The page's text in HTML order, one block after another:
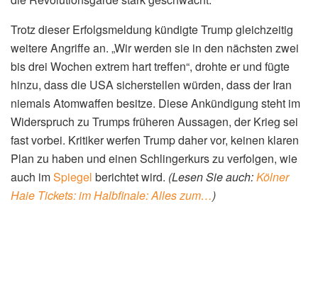
Trotz dieser Erfolgsmeldung kündigte Trump gleichzeitig
weitere Angriffe an. „Wir werden sie in den nächsten zwei
bis drei Wochen extrem hart treffen“, drohte er und fügte
hinzu, dass die USA sicherstellen würden, dass der Iran
niemals Atomwaffen besitze. Diese Ankündigung steht im
Widerspruch zu Trumps früheren Aussagen, der Krieg sei
fast vorbei. Kritiker werfen Trump daher vor, keinen klaren
Plan zu haben und einen Schlingerkurs zu verfolgen, wie
auch imSpiegel berichtet wird. (Lesen Sie auch:Kölner
Haie Tickets: im Halbfinale: Alles zum…)